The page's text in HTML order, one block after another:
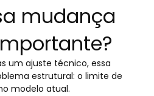
mudança
um ajuste técnico, essa
estrutural: o limite de
modelo atual.